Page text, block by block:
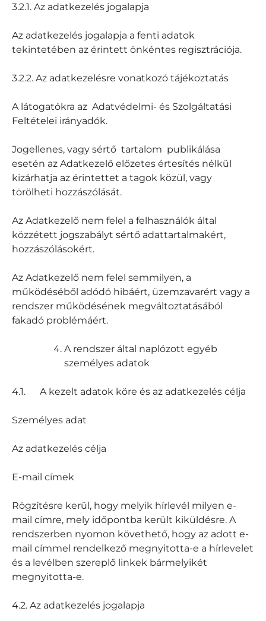
3.2.1. Az adatkezelés jogalapja
Az adatkezelés jogalapja a fenti adatok
tekintetében az érintett önkéntes regisztrációja.
3.2.2. Az adatkezelésre vonatkozó tájékoztatás
A látogatókra az Adatvédelmi- és Szolgáltatási
Feltételei irányadók.
Jogellenes, vagy sértő tartalom publikálása
esetén az Adatkezelő előzetes értesítés nélkül
kizárhatja az érintettet a tagok közül, vagy
törölheti hozzászólását.
Az Adatkezelő nem felel a felhasználók által
közzétett jogszabályt sértő adattartalmakért,
hozzászólásokért.
Az Adatkezelő nem felel semmilyen, a
működéséből adódó hibáért, üzemzavarért vagy a
rendszer működésének megváltoztatásából
fakadó problémáért.
A rendszer által naplózott egyéb
személyes adatok
4.1. A kezelt adatok köre és az adatkezelés célja
Személyes adat
Az adatkezelés célja
E-mail címek
Rögzítésre kerül, hogy melyik hírlevél milyen e-
mail címre, mely időpontba került kiküldésre. A
rendszerben nyomon követhető, hogy az adott e-
mail címmel rendelkező megnyitotta-e a hírlevelet
és a levélben szereplő linkek bármelyikét
megnyitotta-e.
4.2. Az adatkezelés jogalapja